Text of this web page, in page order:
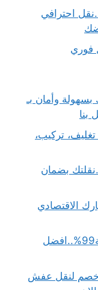
احترافي
فوري
وأمان بـ
فك، تغليف، تركيب،
بضمان
خيارك الاقتصادي
ونيت نقل عفش مكه التزام واحترافية99%..افضل
عفش شمال الرياض بـ35%خصم لنقل عفش